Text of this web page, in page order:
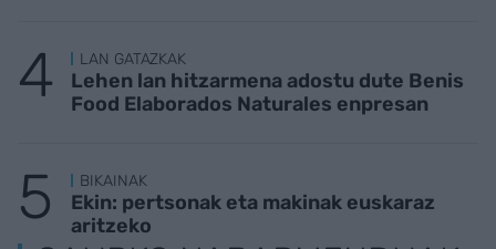
LAN GATAZKAK
Lehen lan hitzarmena adostu dute Benis
Food Elaborados Naturales enpresan
BIKAINAK
Ekin: pertsonak eta makinak euskaraz
aritzeko